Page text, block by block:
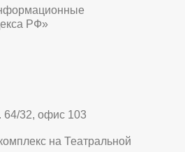
РФ»
64/32, офис 103
на Театральной